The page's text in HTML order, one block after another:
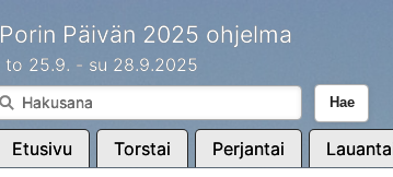
Porin Päivän 2025 ohjelma
to 25.9. - su 28.9.2025
Hae
Etusivu Torstai Perjantai